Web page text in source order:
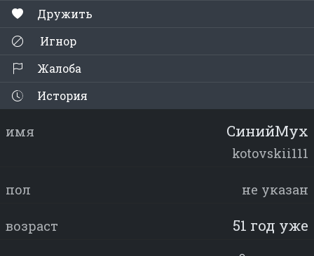
Дружить
Игнор
Жалоба
История
имя CинийМух
kotovskii111
пол не указан
возраст 51 год уже